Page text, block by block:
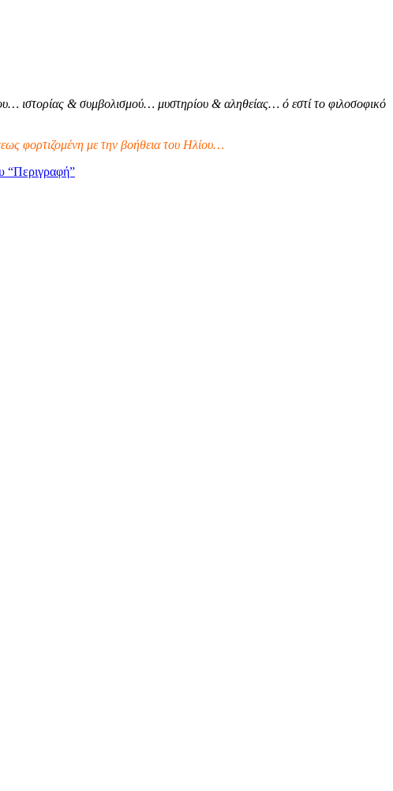
ιστορίας & συμβολισμού… μυστηρίου & αληθείας… ό εστί το φιλοσοφικό
φορτιζομένη με την βοήθεια του Ηλίου…
“Περιγραφή”